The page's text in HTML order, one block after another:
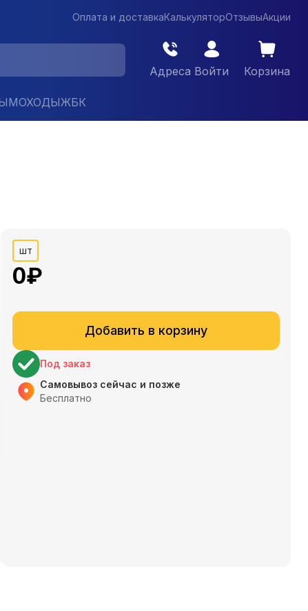
Оплата и доставкаКалькуляторОтзывыАкции
Адреса Войти Корзина
ЖБК
шт
0₽
Добавить в корзину
Под заказ
Самовывоз сейчас и позже
Бесплатно